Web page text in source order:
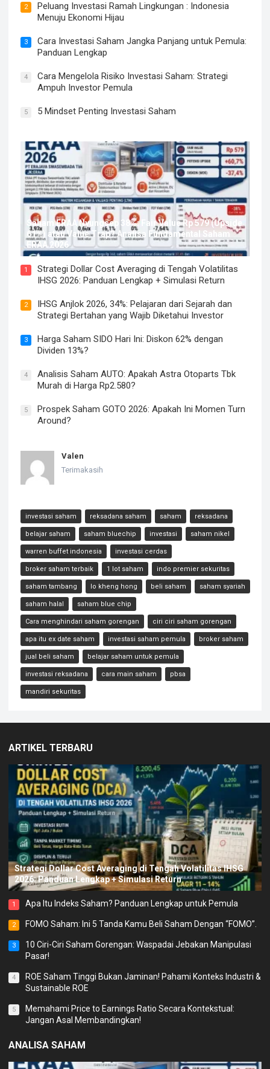
2
Peluang Investasi Ramah Lingkungan : Indonesia
Menuju Ekonomi Hijau
3
Cara Investasi Saham Jangka Panjang untuk Pemula:
Panduan Lengkap
4
Cara Mengelola Risiko Investasi Saham: Strategi
Ampuh Investor Pemula
5 5 Mindset Penting Investasi Saham
Saham ERAA Nyungsep 38%: Fair Value Rp 579 (Upside
61%) atau Value Trap? Analisa Fundamental Saham
ERAA 2026
1
Strategi Dollar Cost Averaging di Tengah Volatilitas
IHSG 2026: Panduan Lengkap + Simulasi Return
2
IHSG Anjlok 2026, 34%: Pelajaran dari Sejarah dan
Strategi Bertahan yang Wajib Diketahui Investor
3
Harga Saham SIDO Hari Ini: Diskon 62% dengan
Dividen 13%?
4
Analisis Saham AUTO: Apakah Astra Otoparts Tbk
Murah di Harga Rp2.580?
5
Prospek Saham GOTO 2026: Apakah Ini Momen Turn
Around?
Valen
Terimakasih
investasi saham reksadana saham saham reksadana
belajar saham saham bluechip investasi saham nikel
warren buffet indonesia investasi cerdas
broker saham terbaik 1 lot saham indo premier sekuritas
saham tambang lo kheng hong beli saham saham syariah
saham halal saham blue chip
Cara menghindari saham gorengan ciri ciri saham gorengan
apa itu ex date saham investasi saham pemula broker saham
jual beli saham belajar saham untuk pemula
investasi reksadana cara main saham pbsa
mandiri sekuritas
ARTIKEL TERBARU
Strategi Dollar Cost Averaging di Tengah Volatilitas IHSG
2026: Panduan Lengkap + Simulasi Return
1 Apa Itu Indeks Saham? Panduan Lengkap untuk Pemula
2 FOMO Saham: Ini 5 Tanda Kamu Beli Saham Dengan “FOMO”.
3
10 Ciri-Ciri Saham Gorengan: Waspadai Jebakan Manipulasi
Pasar!
4
ROE Saham Tinggi Bukan Jaminan! Pahami Konteks Industri &
Sustainable ROE
5
Memahami Price to Earnings Ratio Secara Kontekstual:
Jangan Asal Membandingkan!
ANALISA SAHAM